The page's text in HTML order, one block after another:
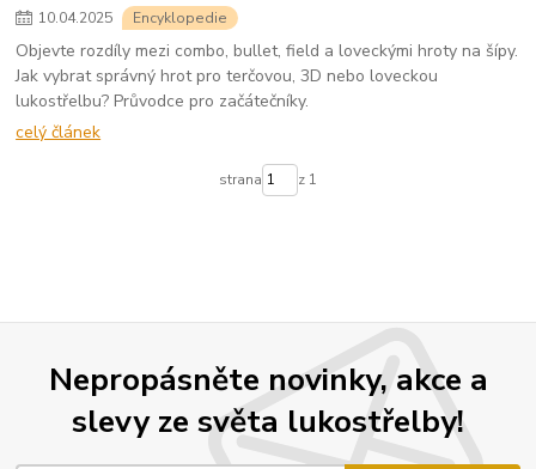
10.04.2025 Encyklopedie
Objevte rozdíly mezi combo, bullet, field a loveckými hroty na šípy.
Jak vybrat správný hrot pro terčovou, 3D nebo loveckou
lukostřelbu? Průvodce pro začátečníky.
celý článek
strana z 1
Nepropásněte novinky, akce a
slevy ze světa lukostřelby!